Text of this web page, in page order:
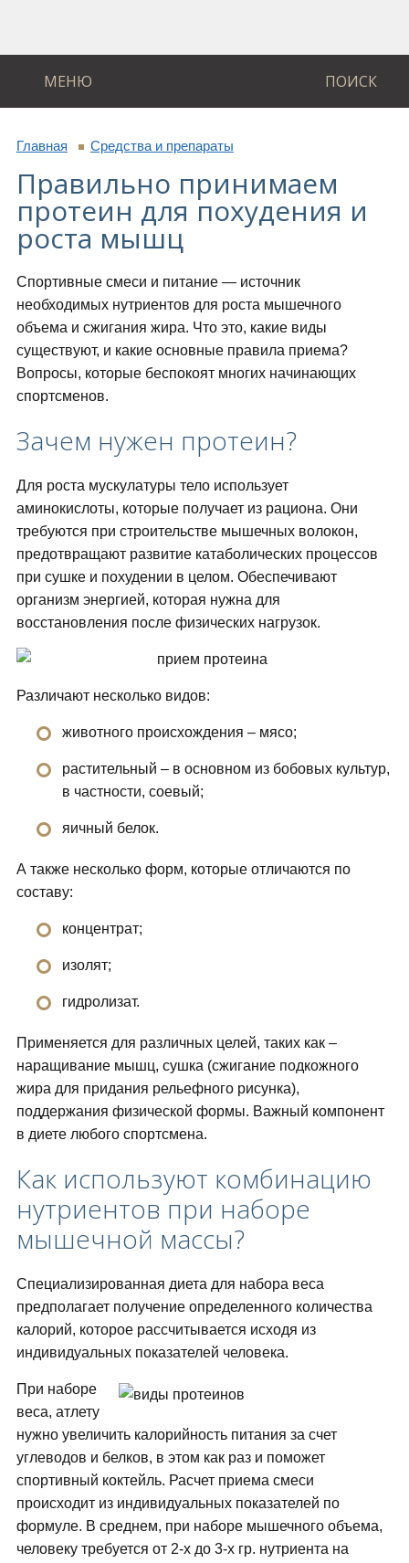
МЕНЮ ПОИСК
Главная Средства и препараты
Правильно принимаем
протеин для похудения и
роста мышц
Спортивные смеси и питание — источник
необходимых нутриентов для роста мышечного
объема и сжигания жира. Что это, какие виды
существуют, и какие основные правила приема?
Вопросы, которые беспокоят многих начинающих
спортсменов.
Зачем нужен протеин?
Для роста мускулатуры тело использует
аминокислоты, которые получает из рациона. Они
требуются при строительстве мышечных волокон,
предотвращают развитие катаболических процессов
при сушке и похудении в целом. Обеспечивают
организм энергией, которая нужна для
восстановления после физических нагрузок.
Различают несколько видов:
животного происхождения – мясо;
растительный – в основном из бобовых культур,
в частности, соевый;
яичный белок.
А также несколько форм, которые отличаются по
составу:
концентрат;
изолят;
гидролизат.
Применяется для различных целей, таких как –
наращивание мышц, сушка (сжигание подкожного
жира для придания рельефного рисунка),
поддержания физической формы. Важный компонент
в диете любого спортсмена.
Как используют комбинацию
нутриентов при наборе
мышечной массы?
Специализированная диета для набора веса
предполагает получение определенного количества
калорий, которое рассчитывается исходя из
индивидуальных показателей человека.
При наборе
веса, атлету
нужно увеличить калорийность питания за счет
углеводов и белков, в этом как раз и поможет
спортивный коктейль. Расчет приема смеси
происходит из индивидуальных показателей по
формуле. В среднем, при наборе мышечного объема,
человеку требуется от 2-х до 3-х гр. нутриента на